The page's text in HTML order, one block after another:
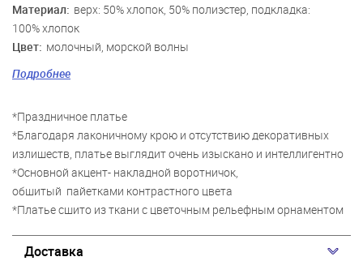
Материал: верх: 50% хлопок, 50% полиэстер, подкладка:
100% хлопок
Цвет: молочный, морской волны
Пол: Девочки
Подробнее
*Праздничное платье
*Благодаря лаконичному крою и отсутствию декоративных
излишеств, платье выглядит очень изыскано и интеллигентно
*Основной акцент- накладной воротничок,
обшитый пайетками контрастного цвета
*Платье сшито из ткани с цветочным рельефным орнаментом
Доставка